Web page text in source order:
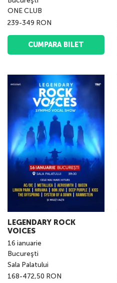
ONE CLUB
239-349 RON
CUMPARA BILET
LEGENDARY ROCK
VOICES
16 ianuarie
Bucureşti
Sala Palatului
168-472,50 RON